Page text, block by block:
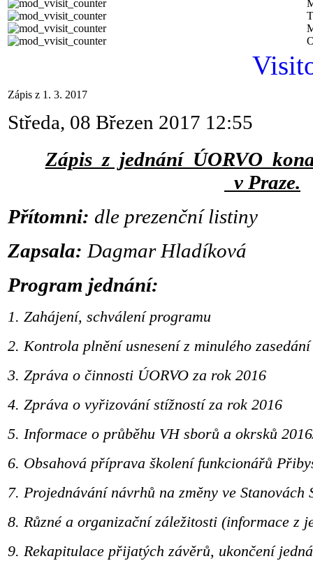
Zápis z 1. 3. 2017
Středa, 08 Březen 2017 12:55
Zápis z jednání ÚORVO
v Praze.
Přítomni: dle prezenční listiny
Zapsala: Dagmar Hladíková
Program jednání:
1. Zahájení, schválení programu
2.Kontrola plnění usnesení z minulého zasedání
3. Zpráva o činnosti ÚORVO za rok 2016
4. Zpráva o vyřizování stížností za rok 2016
5. Informace o průběhu VH sborů a okrsků
6. Obsahová příprava školení funkcionářů
7. Projednávání návrhů na změny ve Stanovách
8. Různé a organizační záležitosti (informace z
9. Rekapitulace přijatých závěrů, ukončení